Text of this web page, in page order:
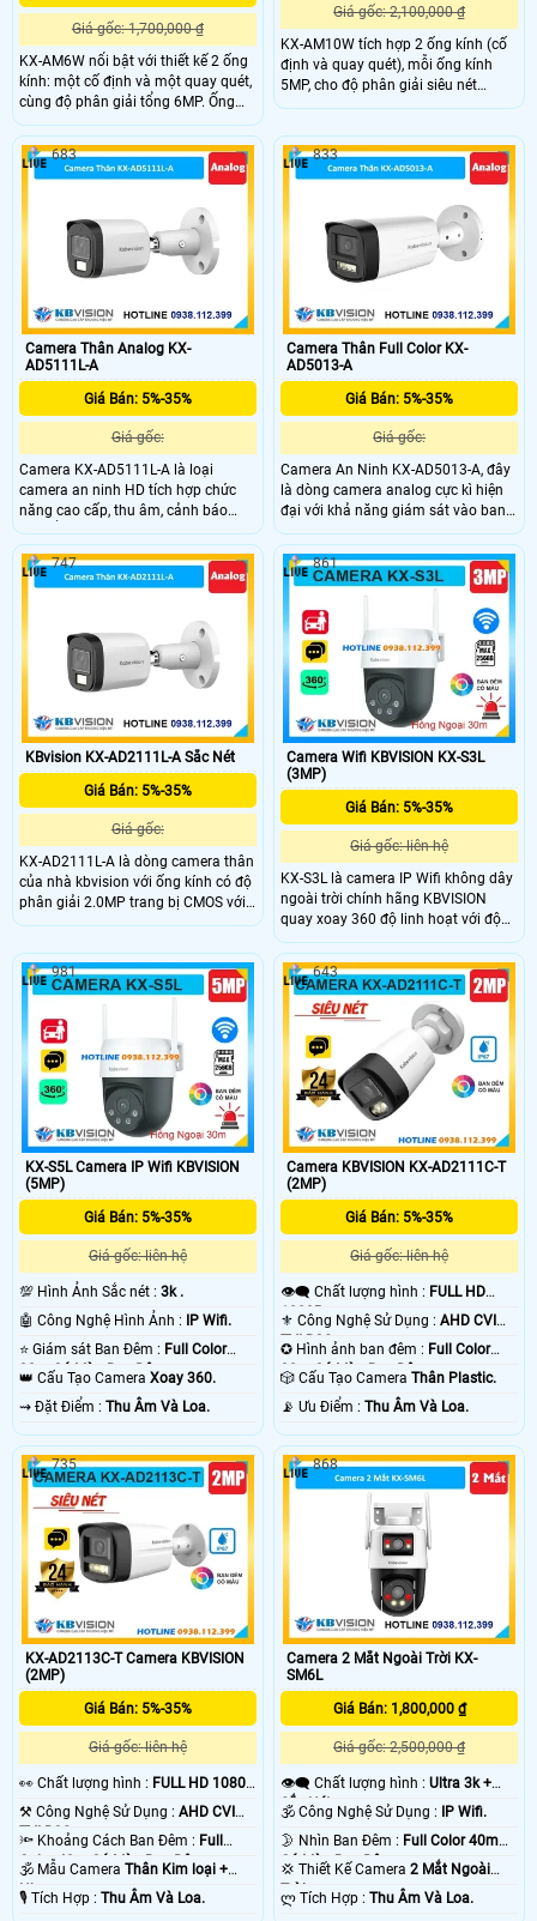
Giá gốc: 1,700,000 ₫
KX-AM6W nổi bật với thiết kế 2 ống
kính: một cố định và một quay quét,
cùng độ phân giải tổng 6MP. Ống
kính quay có khả năng xoay ngang
349°, dọc -5~90°, tích hợp hồng
ngoại và LED sáng ấm cho hình ảnh
rõ nét ngày đêm. Tất cả điều khiển
dễ dàng qua ứng dụng KBView Plus.
Giá gốc: 2,100,000 ₫
KX-AM10W tích hợp 2 ống kính (cố
định và quay quét), mỗi ống kính
5MP, cho độ phân giải siêu nét
10MP. Góc nhìn rộng 86°, quay
hồng ngoại và LED sáng ấm giúp
ghi hình rõ nét cả ngày lẫn đêm.
Điều khiển trực tiếp dễ dàng qua
Camera Thân Analog KX-
AD5111L-A
Giá Bán: 5%-35%
Giá gốc:
Camera KX-AD5111L-A là loại
camera an ninh HD tích hợp chức
năng cao cấp, thu âm, cảnh báo
chuyển động thông minh, công
nghệ Smart Motion Detection, DWDR
chống ngược sáng, hình ảnh rõ hơn
ở mọi điều kiện ánh sáng. Sử dụng
thiếu sáng có màu ban đêm tối ưu
683
Camera Thân Full Color KX-
AD5013-A
Giá Bán: 5%-35%
Giá gốc:
Camera An Ninh KX-AD5013-A, đây
là dòng camera analog cực kì hiện
đại với khả năng giám sát vào ban
đêm cực kì ấn tượng lên đến 80m,
với chất liệu kim loại và nhựa mang
lại sự chắc chắn, tích hợp micro
giúp thu ấm cực kì ấn tượng.
833
KBvision KX-AD2111L-A Sắc Nét
Giá Bán: 5%-35%
Giá gốc:
KX-AD2111L-A là dòng camera thân
của nhà kbvision với ống kính có độ
phân giải 2.0MP trang bị CMOS với
độ phân giải 2.0MP cho ra hình ảnh
có màu vào ban đêm với khoảng
cách lên đến 20m, trang bị micro
giúp thu âm trực tiếp
747
Camera Wifi KBVISION KX-S3L
(3MP)
Giá Bán: 5%-35%
Giá gốc: liên hệ
KX-S3L là camera IP Wifi không dây
ngoài trời chính hãng KBVISION
quay xoay 360 độ linh hoạt với độ
phân giải 3MP sắc nét. Camera tích
hợp hồng ngoại 30m, công nghệ
ánh sáng kép Full Color, đàm thoại
2 chiều và khe cắm thẻ nhớ lên đến
256GB. Ngoài ra, camera còn có khả
năng phân biệt người và xe, tích hợp
báo động thông minh, đạt chuẩn
IP66 chống nước, hoạt động bền bỉ
giá rẻ.
861
KX-S5L Camera IP Wifi KBVISION
(5MP)
Giá Bán: 5%-35%
Giá gốc: liên hệ
💯 Hình Ảnh Sắc nét : 3k .
🤖️ Công Nghệ Hình Ảnh : IP Wifi.
⭐ Giám sát Ban Đêm : Full Color
30m Có Màu Ban Ðêm.
👑 Cấu Tạo Camera Xoay 360.
️⇝ Đặt Điểm : Thu Âm Và Loa.
981
Camera KBVISION KX-AD2111C-T
(2MP)
Giá Bán: 5%-35%
Giá gốc: liên hệ
👁️‍🗨 Chất lượng hình : FULL HD
1080P .
⚜️ Công Nghệ Sử Dụng :AHD CVI
TVI BCS.
✪ Hình ảnh ban đêm : Full Color
30m Có Màu Ban Ðêm.
🎲 Cấu Tạo CameraThân Plastic.
️📡 Ưu Điểm :Thu Âm Và Loa.
643
KX-AD2113C-T Camera KBVISION
(2MP)
Giá Bán: 5%-35%
Giá gốc: liên hệ
️👀 Chất lượng hình : FULL HD 1080P
.
⚒ Công Nghệ Sử Dụng : AHD CVI
TVI BCS.
🔦 Khoảng Cách Ban Đêm : Full
Color 40m Có Màu Ban Ðêm.
🕉️ Mẫu Camera Thân Kim loại +
Nhựa.
️🎙 Tích Hợp : Thu Âm Và Loa.
735
Camera 2 Mắt Ngoài Trời KX-
SM6L
Giá Bán: 1,800,000 ₫
Giá gốc: 2,500,000 ₫
👁️‍🗨 Chất lượng hình :Ultra 3k +
Sắc Nét .
🕉️ Công Nghệ Sử Dụng :
IP Wifi.
🌛 Nhìn Ban Đêm : Full Color 40m
Có Màu Ban Ðêm.
💢 Thiết Kế Camera2 Mắt Ngoài
Trời.
️ლ Tích Hợp :Thu Âm Và Loa.
868